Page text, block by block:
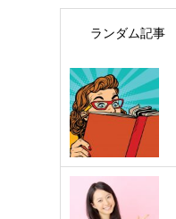
ランダム記事